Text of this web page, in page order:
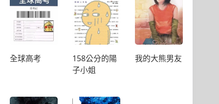
全球高考
158公分的陽
子小姐
我的大熊男友